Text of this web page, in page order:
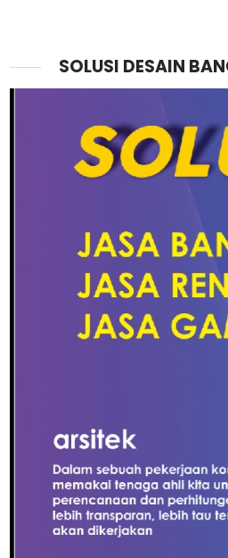
SOLUSI DESAIN